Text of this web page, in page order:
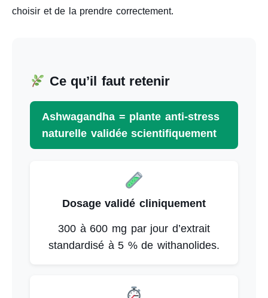
choisir et de la prendre correctement.
Ce qu’il faut retenir
Ashwagandha = plante anti-stress
naturelle validée scientifiquement
Dosage validé cliniquement
300 à 600 mg par jour d’extrait
standardisé à 5 % de withanolides.